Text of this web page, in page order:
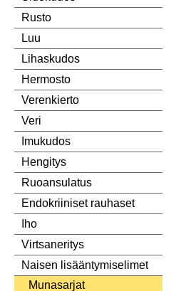
Rusto
Luu
Lihaskudos
Hermosto
Verenkierto
Veri
Imukudos
Hengitys
Ruoansulatus
Endokriiniset rauhaset
Iho
Virtsaneritys
Naisen lisääntymiselimet
Munasarjat